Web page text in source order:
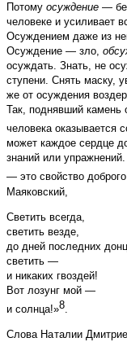
Потому осуждение —
человеке и усиливает
Осуждением даже из
Осуждение — зло,
осуждать. Знать, не
ступени. Снять маску,
же от осуждения
Так, поднявший камень
человека оказывается
может каждое сердце
знаний или
— это свойство
Маяковский,
Светить всегда,
светить везде,
до дней последних
светить —
и никаких гвоздей!
Вот лозунг мой —
и солнца!»8.
Слова Наталии